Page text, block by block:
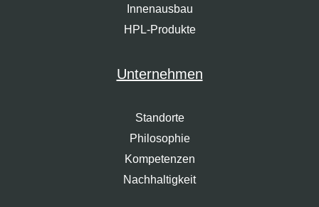
Innenausbau
HPL-Produkte
Unternehmen
Standorte
Philosophie
Kompetenzen
Nachhaltigkeit